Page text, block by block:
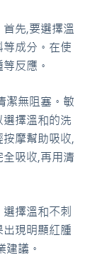
先,要選擇溫
成分。在使
反應。
潔無阻塞。敏
擇溫和的洗
摩幫助吸收,
吸收,再用清
擇溫和不刺
現明顯紅腫
議。